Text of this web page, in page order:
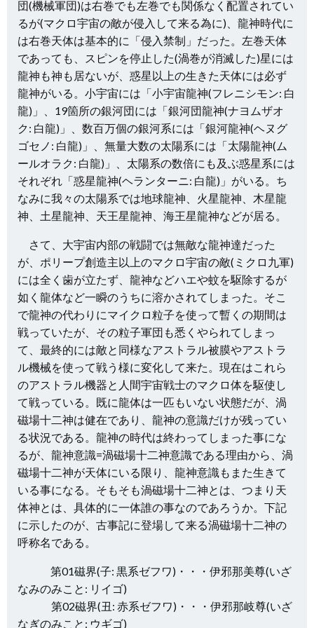
団(機械軍団)は右巻でも左巻でも関係なく配置されてい
るが(マクロ宇宙の敵が侵入して来る為に)、龍神時代に
は右巻天体は基本的に「侵入禁制」だった。左巻天体
であっても、スピンを停止した(渦巻が消滅した)星には
龍神も神も居ないが、惑星以上の生きた天体には必ず
龍神がいる。小宇宙には「小宇宙龍神(フレニシモン: 白
龍)」、19箇所の銀河団には「銀河団龍神(ナヨムザオ
ク: 白龍)」、数百万個の銀河系には「銀河龍神(ヘヌグ
ゴセノ: 白龍)」、無量大数の太陽系には「太陽龍神(ム
ールオラク: 白龍)」、太陽系の数倍にも及ぶ惑星系には
それぞれ「惑星龍神(ヘランターニ: 白龍)」がいる。ち
なみに我々の太陽系では地球龍神、火星龍神、木星龍
神、土星龍神、天王星龍神、海王星龍神などが居る。
さて、大宇宙内部の戦闘では無敵な龍神達だった
が、ポリープ創造主以上のマクロ宇宙の敵(ミクロ九軍)
には全く歯が立たず、龍神などハエや蚊を駆除するが
如く龍体など一瞬のうちに溶かされてしまった。そこ
で龍神の代わりにマイクロ粒子を使って暫くの期間は
戦っていたが、その粒子軍団も悉くやられてしまっ
て、最終的には敵と同様なアストラル被膜やアストラ
ル機械を使って戦う様に変化して来た。現在はこれら
のアストラル機器と人間宇宙戦士のマクロ体を駆使し
て戦っている。既に龍体は一匹もいない状態だが、渦
磁場十二神は健在であり、龍神の意識だけが残ってい
る状況である。龍神の時代は終わってしまった事にな
るが、龍神意識=渦磁場十二神意識である理由から、渦
磁場十二神が天体にいる限り、龍神意識もまた生きて
いる事になる。そもそも渦磁場十二神とは、つまり天
体神とは、具体的に一体誰の事なのであろうか。下記
に示したのが、古事記に登場して来る渦磁場十二神の
呼称名である。
第01磁界(子: 黒系ゼフワ)・・・伊邪那美尊(いざ
なみのみこと: リイゴ)
第02磁界(丑: 赤系ゼフワ)・・・伊邪那岐尊(いざ
なぎのみこと: ウギゴ)